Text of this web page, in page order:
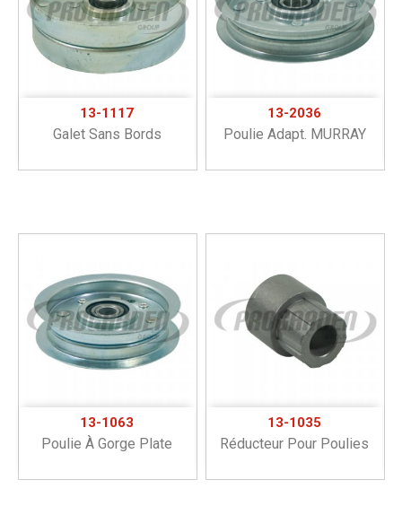
13-1117
Galet Sans Bords
13-2036
Poulie Adapt. MURRAY
13-1063
Poulie À Gorge Plate
13-1035
Réducteur Pour Poulies